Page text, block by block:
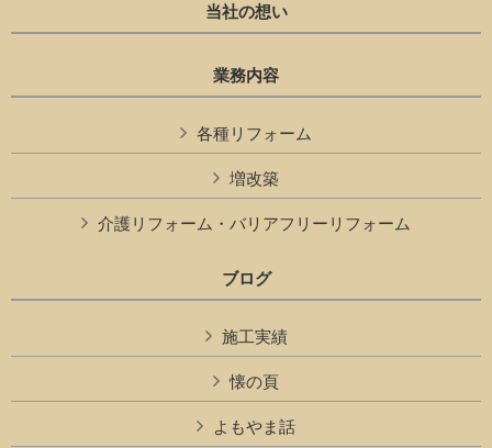
当社の想い
業務内容
各種リフォーム
増改築
介護リフォーム・バリアフリーリフォーム
ブログ
施工実績
懐の頁
よもやま話